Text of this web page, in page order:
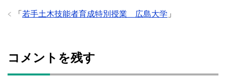
「 若手土木技能者育成特別授業 広島大学 」
コメントを残す